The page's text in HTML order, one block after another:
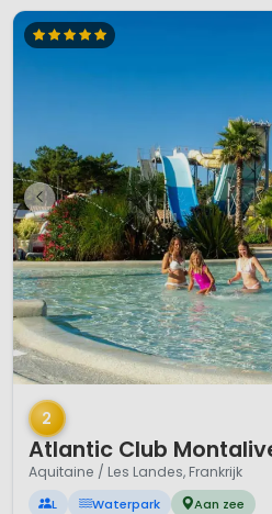
1 / 12
2
Atlantic Club
Aquitaine / Les Landes, Frankrijk
L Waterpark Aan zee